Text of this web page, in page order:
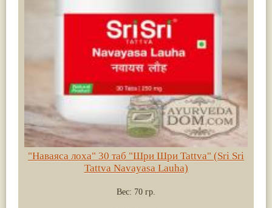
"Наваяса лоха" 30 таб "Шри Шри Tattva" (Sri Sri
Tattva Navayasa Lauha)
Вес: 70 гр.